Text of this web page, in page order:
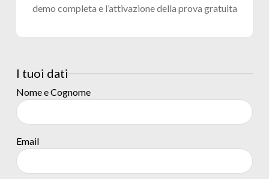
demo completa e l’attivazione della prova gratuita
I tuoi dati
Nome e Cognome
Email